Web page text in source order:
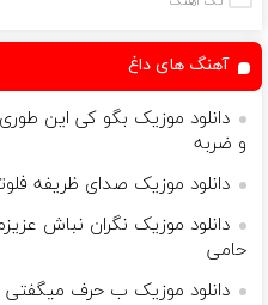
آهنگ های داغ
دانلود موزیک بگو کی این
و ضربه
دانلود موزیک صدای ظریفه
دانلود موزیک نگران نباش
حامی
دانلود موزیک ب حرف